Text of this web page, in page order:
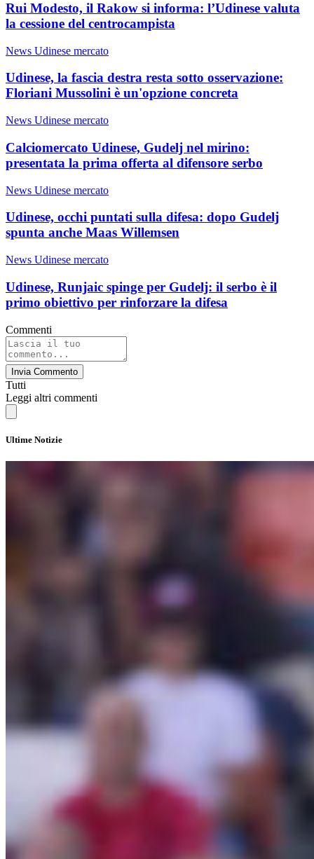
Rui Modesto, il Rakow si informa: l’Udinese valuta
la cessione del centrocampista
News Udinese mercato
Udinese, la fascia destra resta sotto osservazione:
Floriani Mussolini è un'opzione concreta
News Udinese mercato
Calciomercato Udinese, Gudelj nel mirino:
presentata la prima offerta al difensore serbo
News Udinese mercato
Udinese, occhi puntati sulla difesa: dopo Gudelj
spunta anche Maas Willemsen
News Udinese mercato
Udinese, Runjaic spinge per Gudelj: il serbo è il
primo obiettivo per rinforzare la difesa
Commenti
Invia Commento
Tutti
Leggi altri commenti
Ultime Notizie